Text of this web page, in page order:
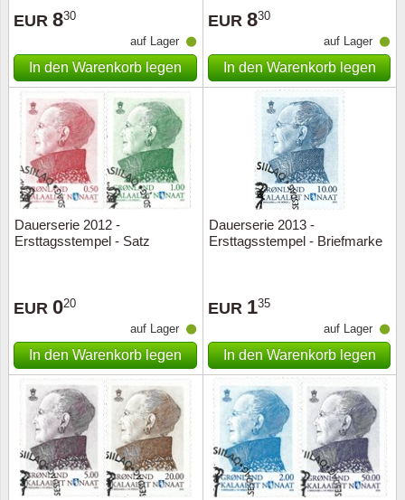
EUR 830
auf Lager
In den Warenkorb legen
EUR 830
auf Lager
In den Warenkorb legen
Dauerserie 2012 -
Ersttagsstempel - Satz
EUR 020
auf Lager
In den Warenkorb legen
Dauerserie 2013 -
Ersttagsstempel - Briefmarke
EUR 135
auf Lager
In den Warenkorb legen